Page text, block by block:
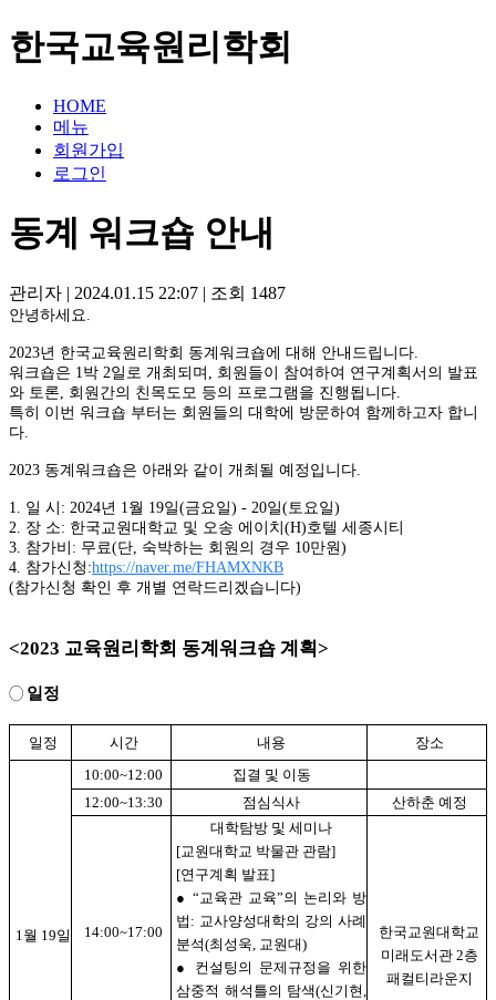
한국교육원리학회
HOME
메뉴
회원가입
로그인
동계 워크숍 안내
관리자 | 2024.01.15 22:07 | 조회 1487
안녕하세요.
2023년 한국교육원리학회 동계워크숍에 대해 안내드립니다.
워크숍은 1박 2일로 개최되며, 회원들이 참여하여 연구계획서의 발표
와 토론, 회원간의 친목도모 등의 프로그램을 진행됩니다.
특히 이번 워크숍 부터는 회원들의 대학에 방문하여 함께하고자 합니
다.
2023 동계워크숍은 아래와 같이 개최될 예정입니다.
1. 일 시: 2024년 1월 19일(금요일) - 20일(토요일)
2. 장 소: 한국교원대학교 및 오송 에이치(H)호텔 세종시티
3. 참가비: 무료(단, 숙박하는 회원의 경우 10만원)
4. 참가신청:https://naver.me/FHAMXNKB
(참가신청 확인 후 개별 연락드리겠습니다)
<2023 교육원리학회 동계워크숍 계획>
◯ 일정
일정 시간 내용 장소
1월 19일
10:00~12:00
집결 및 이동
12:00~13:30
점심식사 산하춘 예정
14:00~17:00
대학탐방 및 세미나
[교원대학교 박물관 관람]
[연구계획 발표]
● “교육관 교육”의 논리와 방
법: 교사양성대학의 강의 사례
분석(최성욱, 교원대)
● 컨설팅의 문제규정을 위한
삼중적 해석틀의 탐색(신기현,
한국교원대학교
미래도서관 2층
패컬티라운지